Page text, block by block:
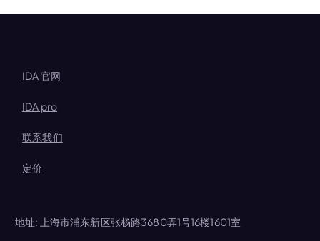
IDA 官网
IDA pro
联系我们
定价
地址: 上海市浦东新区张杨路3680弄1号16楼1601室